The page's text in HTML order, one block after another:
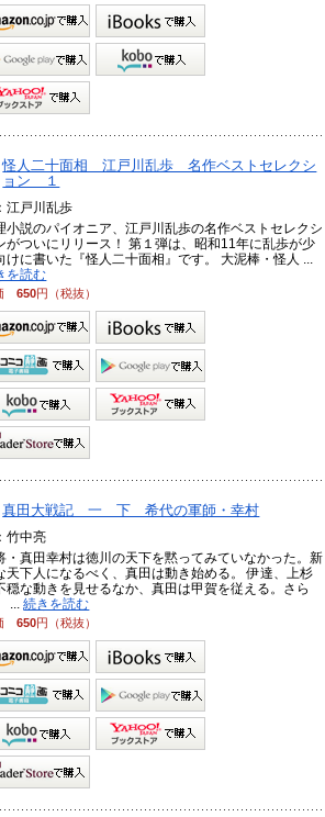
怪人二十面相 江戸川乱歩 名作ベストセレクシ
ョン １
江戸川乱歩
小説のパイオニア、江戸川乱歩の名作ベストセレクシ
がついにリリース！ 第１弾は、昭和11年に乱歩が少
けに書いた『怪人二十面相』です。 大泥棒・怪人 ...
を読む
650円（税抜）
真田大戦記 一 下 希代の軍師・幸村
竹中亮
・真田幸村は徳川の天下を黙ってみていなかった。新
天下人になるべく、真田は動き始める。 伊達、上杉
穏な動きを見せるなか、真田は甲賀を従える。さら
...続きを読む
650円（税抜）